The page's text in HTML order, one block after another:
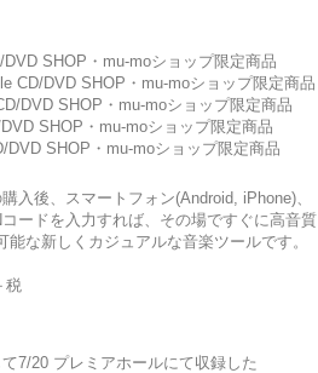
SHOP・mu-moショップ限定商品
CD/DVD SHOP・mu-moショップ限定商品
DVD SHOP・mu-moショップ限定商品
SHOP・mu-moショップ限定商品
SHOP・mu-moショップ限定商品
入後、スマートフォン(Android, iPhone)、
ードを入力すれば、その場ですぐに高音質
な新しくカジュアルな音楽ツールです。
税
7/20 プレミアホールにて収録した